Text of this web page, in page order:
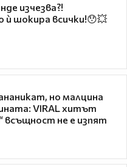
изчезва?!
шокира всички!😯💥
но малцина
VIRAL хитът
всъщност не е изпят